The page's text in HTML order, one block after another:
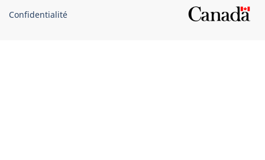
Confidentialité